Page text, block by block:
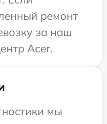
ремонт
за наш
Acer.
мы